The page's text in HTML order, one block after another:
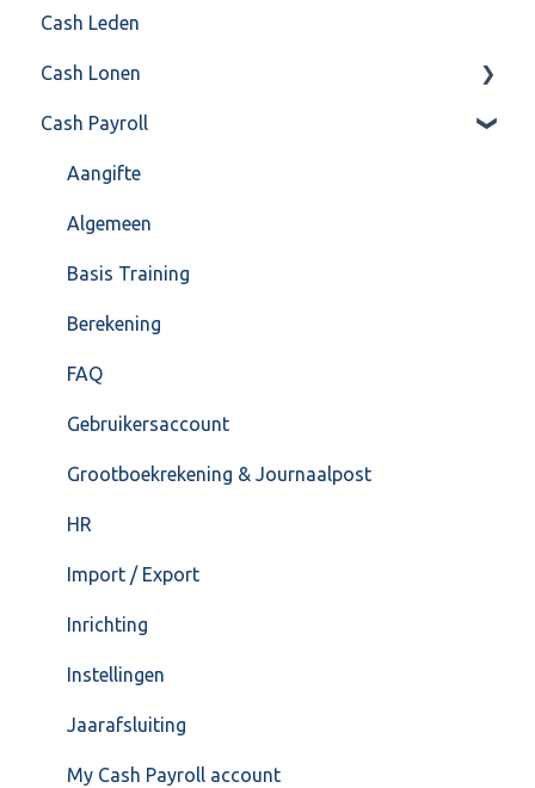
Instellingen
Algemeen
Formulierlayout
Inkoop
Verkoop
Voorraad
Overig
VoorraadService & Onderhoud
Cash Leden
Cash Lonen
Algemeen
Inrichting
Jaarafsluiting
Salarisberekening
Overig
FAQ – Beëindiging CASH Lonen en overstap naar
Cash Payroll
Aangifte
Algemeen
Basis Training
Berekening
FAQ
Gebruikersaccount
Grootboekrekening & Journaalpost
HR
Import / Export
Inrichting
Instellingen
Jaarafsluiting
My Cash Payroll account